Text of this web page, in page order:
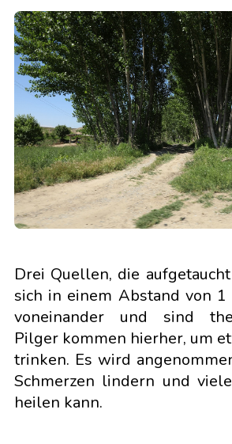
Drei Quellen, die
sich in einem Abstand von
voneinander und sind
Pilger kommen hierher, um
trinken. Es wird
Schmerzen lindern und
heilen kann.